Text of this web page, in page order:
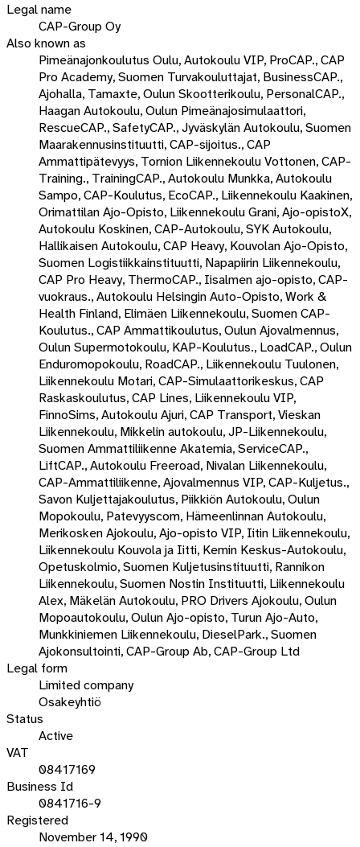
Legal name
CAP-Group Oy
Also known as
Pimeänajonkoulutus Oulu, Autokoulu VIP, ProCAP., CAP
Pro Academy, Suomen Turvakouluttajat, BusinessCAP.,
Ajohalla, Tamaxte, Oulun Skootterikoulu, PersonalCAP.,
Haagan Autokoulu, Oulun Pimeänajosimulaattori,
RescueCAP., SafetyCAP., Jyväskylän Autokoulu, Suomen
Maarakennusinstituutti, CAP-sijoitus., CAP
Ammattipätevyys, Tornion Liikennekoulu Vottonen, CAP-
Training., TrainingCAP., Autokoulu Munkka, Autokoulu
Sampo, CAP-Koulutus, EcoCAP., Liikennekoulu Kaakinen,
Orimattilan Ajo-Opisto, Liikennekoulu Grani, Ajo-opistoX,
Autokoulu Koskinen, CAP-Autokoulu, SYK Autokoulu,
Hallikaisen Autokoulu, CAP Heavy, Kouvolan Ajo-Opisto,
Suomen Logistiikkainstituutti, Napapiirin Liikennekoulu,
CAP Pro Heavy, ThermoCAP., Iisalmen ajo-opisto, CAP-
vuokraus., Autokoulu Helsingin Auto-Opisto, Work &
Health Finland, Elimäen Liikennekoulu, Suomen CAP-
Koulutus., CAP Ammattikoulutus, Oulun Ajovalmennus,
Oulun Supermotokoulu, KAP-Koulutus., LoadCAP., Oulun
Enduromopokoulu, RoadCAP., Liikennekoulu Tuulonen,
Liikennekoulu Motari, CAP-Simulaattorikeskus, CAP
Raskaskoulutus, CAP Lines, Liikennekoulu VIP,
FinnoSims, Autokoulu Ajuri, CAP Transport, Vieskan
Liikennekoulu, Mikkelin autokoulu, JP-Liikennekoulu,
Suomen Ammattiliikenne Akatemia, ServiceCAP.,
LiftCAP., Autokoulu Freeroad, Nivalan Liikennekoulu,
CAP-Ammattiliikenne, Ajovalmennus VIP, CAP-Kuljetus.,
Savon Kuljettajakoulutus, Piikkiön Autokoulu, Oulun
Mopokoulu, Patevyyscom, Hämeenlinnan Autokoulu,
Merikosken Ajokoulu, Ajo-opisto VIP, Iitin Liikennekoulu,
Liikennekoulu Kouvola ja Iitti, Kemin Keskus-Autokoulu,
Opetuskolmio, Suomen Kuljetusinstituutti, Rannikon
Liikennekoulu, Suomen Nostin Instituutti, Liikennekoulu
Alex, Mäkelän Autokoulu, PRO Drivers Ajokoulu, Oulun
Mopoautokoulu, Oulun Ajo-opisto, Turun Ajo-Auto,
Munkkiniemen Liikennekoulu, DieselPark., Suomen
Ajokonsultointi, CAP-Group Ab, CAP-Group Ltd
Legal form
Limited company
Osakeyhtiö
Status
Active
VAT
08417169
Business Id
0841716-9
Registered
November 14, 1990